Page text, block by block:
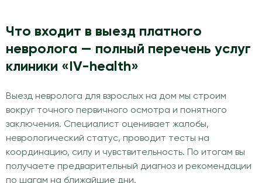
Что входит в выезд платного
невролога — полный перечень услуг
клиники «IV-health»
Выезд невролога для взрослых на дом мы строим
вокруг точного первичного осмотра и понятного
заключения. Специалист оценивает жалобы,
неврологический статус, проводит тесты на
координацию, силу и чувствительность. По итогам вы
получаете предварительный диагноз и рекомендации
по шагам на ближайшие дни.